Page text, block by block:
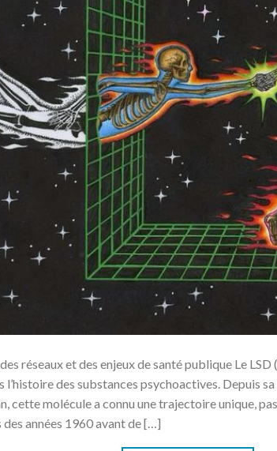
réseaux et des enjeux de santé publique Le
l’histoire des substances psychoactives. Depuis
cette molécule a connu une trajectoire unique,
années 1960 avant de […]